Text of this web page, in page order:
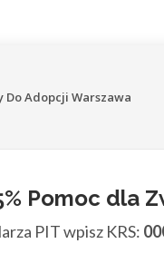
Do Adopcji Warszawa
Pomoc dla
PIT wpisz KRS: